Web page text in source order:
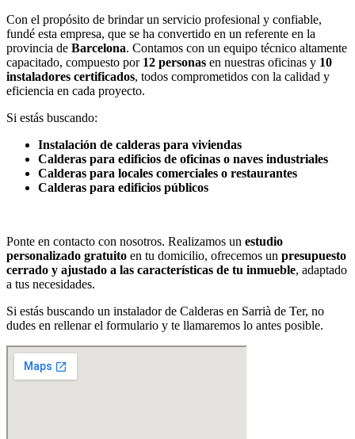
Con el propósito de brindar un servicio profesional y confiable,
fundé esta empresa, que se ha convertido en un referente en la
provincia de Barcelona. Contamos con un equipo técnico altamente
capacitado, compuesto por 12 personas en nuestras oficinas y 10
instaladores certificados, todos comprometidos con la calidad y
eficiencia en cada proyecto.
Si estás buscando:
Instalación de calderas para viviendas
Calderas para edificios de oficinas o naves industriales
Calderas para locales comerciales o restaurantes
Calderas para edificios públicos
Ponte en contacto con nosotros. Realizamos un estudio
personalizado gratuito en tu domicilio, ofrecemos un presupuesto
cerrado y ajustado a las características de tu inmueble, adaptado
a tus necesidades.
Si estás buscando un instalador de Calderas en Sarrià de Ter, no
dudes en rellenar el formulario y te llamaremos lo antes posible.